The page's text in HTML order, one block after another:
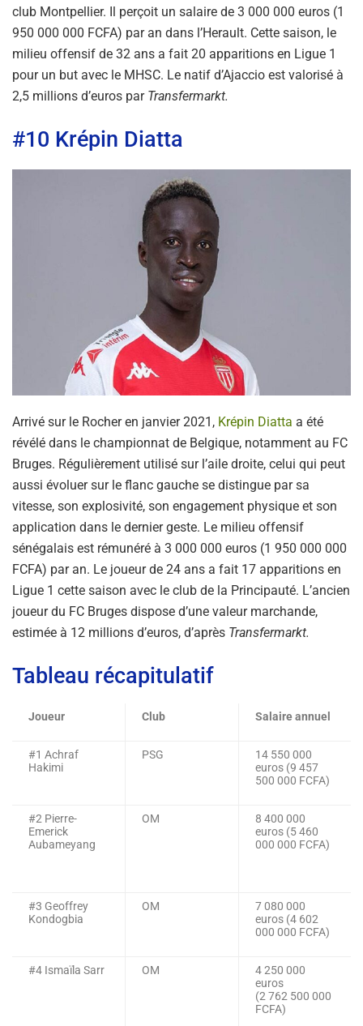
club Montpellier. Il perçoit un salaire de 3 000 000 euros (1
950 000 000 FCFA) par an dans l’Herault. Cette saison, le
milieu offensif de 32 ans a fait 20 apparitions en Ligue 1
pour un but avec le MHSC. Le natif d’Ajaccio est valorisé à
2,5 millions d’euros par Transfermarkt.
#10 Krépin Diatta
Arrivé sur le Rocher en janvier 2021, Krépin Diatta a été
révélé dans le championnat de Belgique, notamment au FC
Bruges. Régulièrement utilisé sur l’aile droite, celui qui peut
aussi évoluer sur le flanc gauche se distingue par sa
vitesse, son explosivité, son engagement physique et son
application dans le dernier geste. Le milieu offensif
sénégalais est rémunéré à 3 000 000 euros (1 950 000 000
FCFA) par an. Le joueur de 24 ans a fait 17 apparitions en
Ligue 1 cette saison avec le club de la Principauté. L’ancien
joueur du FC Bruges dispose d’une valeur marchande,
estimée à 12 millions d’euros, d’après Transfermarkt.
Tableau récapitulatif
Joueur Club Salaire annuel
#1 Achraf
Hakimi
PSG
14 550 000
euros (9 457
500 000 FCFA)
#2 Pierre-
Emerick
Aubameyang
OM
8 400 000
euros (5 460
000 000 FCFA)
#3 Geoffrey
Kondogbia
OM
7 080 000
euros (4 602
000 000 FCFA)
#4 Ismaïla Sarr OM
4 250 000
euros
(2 762 500 000
FCFA)